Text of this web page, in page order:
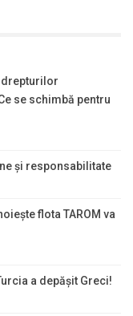
drepturilor
se schimbă pentru
și responsabilitate
flota TAROM va
a depășit Greci!